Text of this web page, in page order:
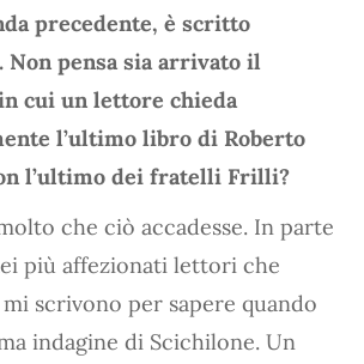
precedente, è scritto
Non pensa sia arrivato il
cui un lettore chieda
l’ultimo libro di Roberto
l’ultimo dei fratelli Frilli?
che ciò accadesse. In parte
più affezionati lettori che
scrivono per sapere quando
indagine di Scichilone. Un